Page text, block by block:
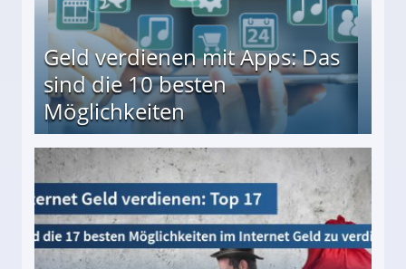
Geld verdienen mit Apps: Das
sind die 10 besten
Möglichkeiten
besten Möglichkeiten